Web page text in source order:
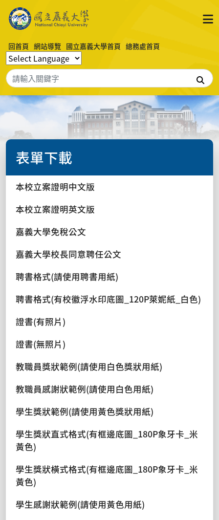
回首頁 網站導覽 國立嘉義大學首頁 總務處首頁
搜尋
表單下載
本校立案證明中文版
本校立案證明英文版
嘉義大學免稅公文
嘉義大學校長同意聘任公文
聘書格式(請使用聘書用紙)
聘書格式(有校徽浮水印底圖_120P萊妮紙_白色)
證書(有照片)
證書(無照片)
教職員獎狀範例(請使用白色獎狀用紙)
教職員感謝狀範例(請使用白色用紙)
學生獎狀範例(請使用黃色獎狀用紙)
學生獎狀直式格式(有框邊底圖_180P象牙卡_米
黃色)
學生獎狀橫式格式(有框邊底圖_180P象牙卡_米
黃色)
學生感謝狀範例(請使用黃色用紙)